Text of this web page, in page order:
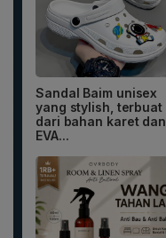
Sandal Baim unisex
yang stylish, terbuat
dari bahan karet dan
EVA...